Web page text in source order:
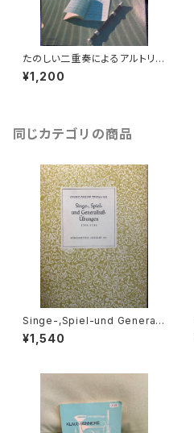
たのしい二重奏によるアルトリコ
ーダーエチュード 第1巻【編著：
吉沢実】出版社：全音楽譜出版
¥1,200
同じカテゴリの商品
Singe-,Spiel-und General
maß-Übungen 1733-1734
【著：Georg Philipp Telem
¥1,540